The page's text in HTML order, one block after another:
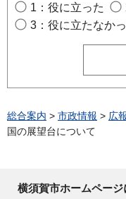
1：役に立った
3：役に立たなか
総合案内 > 市政情報 > 広
国の展望台について
横須賀市ホームページ